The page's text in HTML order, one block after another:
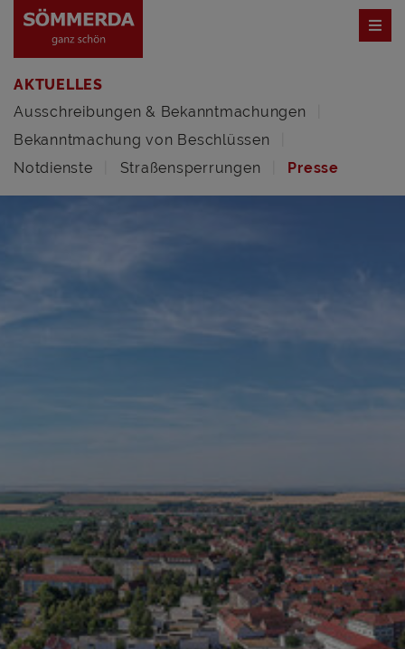
AKTUELLES
Ausschreibungen & Bekanntmachungen
Bekanntmachung von Beschlüssen
Notdienste
Straßensperrungen Presse